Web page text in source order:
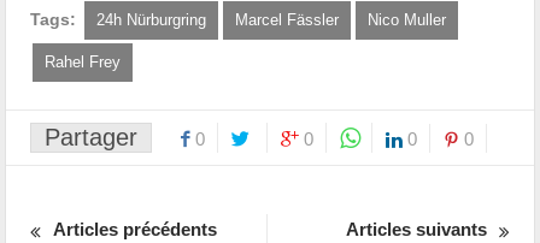
Tags: 24h Nürburgring Marcel Fässler Nico Muller
Rahel Frey
Partager 0 0 0 0
Articles précédents
Articles suivants